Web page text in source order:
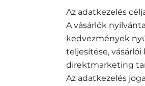
Az adatkezelés
A vásárlók
kedvezmények
teljesítése, vásárlói
direktmarketing
Az adatkezelés